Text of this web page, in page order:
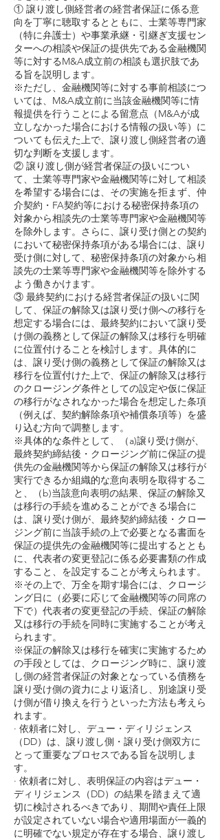
① 譲り渡し側経営者の経営者保証に係る意
向を丁寧に聴取するとともに、士業等専門家
（特に弁護士）や事業承継・引継ぎ支援セン
ターへの相談や保証の提供先である金融機関
等に対するM&A成立前の相談も選択肢であ
る旨を説明します。
※ただし、金融機関等に対する事前相談につ
いては、M&A成立前に当該金融機関等に情
報提供を行うことによる留意点（M&Aが成
立しなかった場合における情報の扱い等）に
ついても伝えた上で、譲り渡し側経営者の適
切な判断を支援します。
② 譲り渡し側が経営者保証の扱いについ
て、士業等専門家や金融機関等に対して相談
を希望する場合には、その実施を拒まず、仲
介契約・FA契約等における秘密保持条項の
対象から相談先の士業等専門家や金融機関等
を除外します。さらに、譲り受け側との契約
において秘密保持条項がある場合には、譲り
受け側に対して、秘密保持条項の対象から相
談先の士業等専門家や金融機関等を除外する
よう働きかけます。
③ 最終契約における経営者保証の扱いに関
して、保証の解除又は譲り受け側への移行を
想定する場合には、最終契約において譲り受
け側の義務として保証の解除又は移行を明確
に位置付けることを検討します。具体的に
は、譲り受け側の義務として保証の解除又は
移行を位置付けた上で、保証の解除又は移行
のクロージング条件としての設定や仮に保証
の移行がなされなかった場合を想定した条項
（例えば、契約解除条項や補償条項等）を盛
り込む方向で調整します。
※具体的な条件として、（a)譲り受け側が、
最終契約締結後・クロージング前に保証の提
供先の金融機関等から保証の解除又は移行が
実行できるか組織的な意向表明を取得するこ
と、（b)当該意向表明の結果、保証の解除又
は移行の手続を進めることができる場合に
は、譲り受け側が、最終契約締結後・クロー
ジング前に当該手続の上で必要となる書面を
保証の提供先の金融機関等に提出するととも
に、代表者の変更登記に係る必要書類の作成
すること、を設定することが考えられます。
※その上で、万全を期す場合には、クロージ
ング日に（必要に応じて金融機関等の同席の
下で）代表者の変更登記の手続、保証の解除
又は移行の手続を同時に実施することが考え
られます。
※保証の解除又は移行を確実に実施するため
の手段としては、クロージング時に、譲り渡
し側の経営者保証の対象となっている債務を
譲り受け側の資力により返済し、別途譲り受
け側が借り換えを行うといった方法も考えら
れます。
· 依頼者に対し、デュー・ディリジェンス
（DD）は、譲り渡し側・譲り受け側双方に
とって重要なプロセスである旨を説明しま
す。
· 依頼者に対し、表明保証の内容はデュー・
ディリジェンス（DD）の結果を踏まえて適
切に検討されるべきであり、期間や責任上限
が設定されていない場合や適用場面が一義的
に明確でない規定が存在する場合、譲り渡し